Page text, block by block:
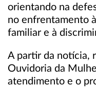
orientando na
no enfrentamento
familiar e à
A partir da notícia,
Ouvidoria da
atendimento e o